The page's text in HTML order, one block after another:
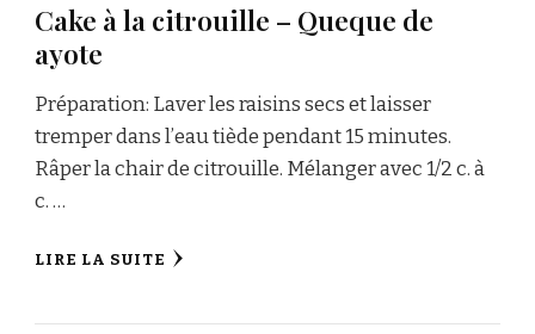
Cake à la citrouille – Queque de
ayote
Préparation: Laver les raisins secs et laisser
tremper dans l’eau tiède pendant 15 minutes.
Râper la chair de citrouille. Mélanger avec 1/2 c. à
c. …
LIRE LA SUITE